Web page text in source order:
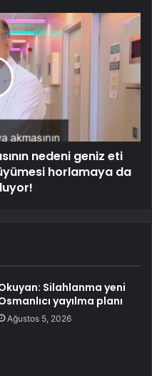
nedeni geniz eti
horlamaya da
Silahlanma yeni
yayılma planı
Ağustos 5, 2026